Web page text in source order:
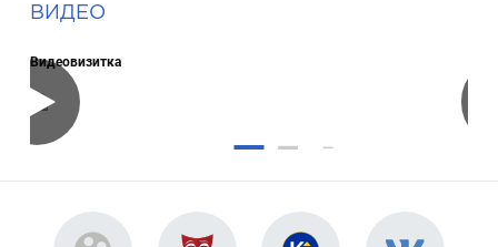
ВИДЕО
Видеовизитка